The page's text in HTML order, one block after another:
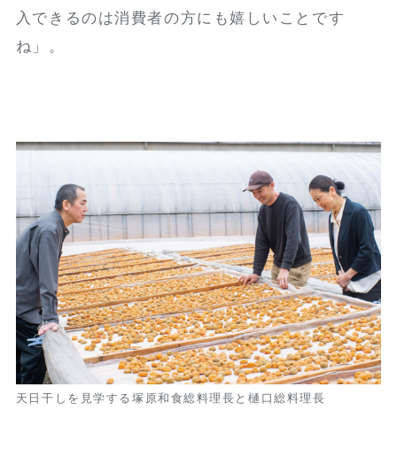
入できるのは消費者の方にも嬉しいことです
ね」。
天日干しを見学する塚原和食総料理長と樋口総料理長